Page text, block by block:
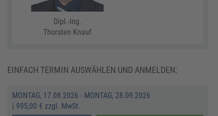
Dipl.-Ing.
Thorsten Knauf
EINFACH TERMIN AUSWÄHLEN UND ANMELDEN:
MONTAG, 17.08.2026 - MONTAG, 28.09.2026
| 995,00 € zzgl. MwSt.